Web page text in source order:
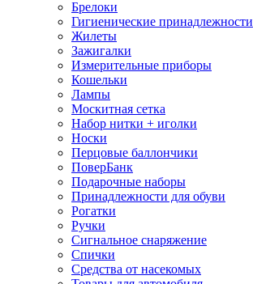
Брелоки
Гигиенические принадлежности
Жилеты
Зажигалки
Измерительные приборы
Кошельки
Лампы
Москитная сетка
Набор нитки + иголки
Носки
Перцовые баллончики
ПоверБанк
Подарочные наборы
Принадлежности для обуви
Рогатки
Ручки
Сигнальное снаряжение
Спички
Средства от насекомых